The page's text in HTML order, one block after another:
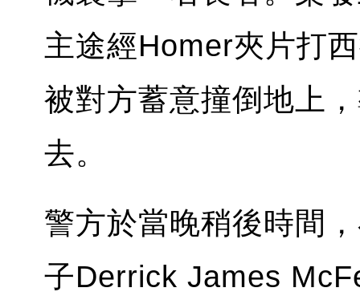
主途經Homer夾片打
被對方蓄意撞倒地上
去。
警方於當晚稍後時間
子Derrick James